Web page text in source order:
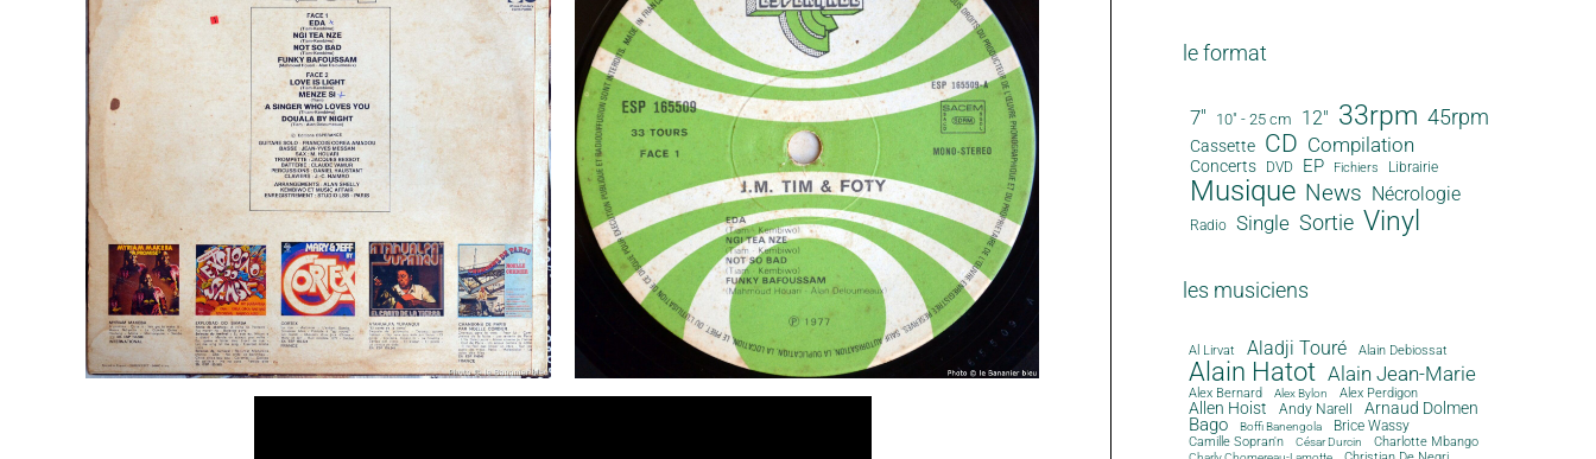
le format
7" 10" - 25 cm 12" 33rpm 45rpm
Cassette CD Compilation
Concerts DVD EP Fichiers Librairie
Musique News Nécrologie
Radio Single Sortie Vinyl
les musiciens
Al Lirvat Aladji Touré Alain Debiossat
Alain Hatot Alain Jean-Marie
Alex Bernard Alex Bylon Alex Perdigon
Allen Hoist Andy Narell Arnaud Dolmen
Bago Boffi Banengola
Brice Wassy
Camille Sopran'n
César Durcin Charlotte Mbango